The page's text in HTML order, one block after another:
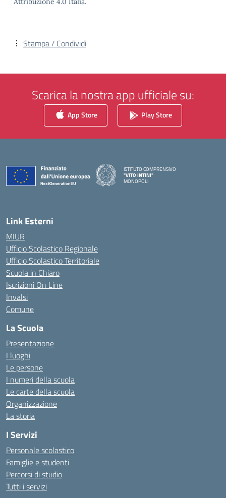
Stampa / Condividi
Scarica la nostra app ufficiale su:
App Store Play Store
ISTITUTO COMPRENSIVO
"VITO INTINI"
MONOPOLI
Link Esterni
MIUR
Ufficio Scolastico Regionale
Ufficio Scolastico Territoriale
Scuola in Chiaro
Iscrizioni On Line
Invalsi
Comune
La Scuola
Presentazione
I luoghi
Le persone
I numeri della scuola
Le carte della scuola
Organizzazione
La storia
I Servizi
Personale scolastico
Famiglie e studenti
Percorsi di studio
Tutti i servizi